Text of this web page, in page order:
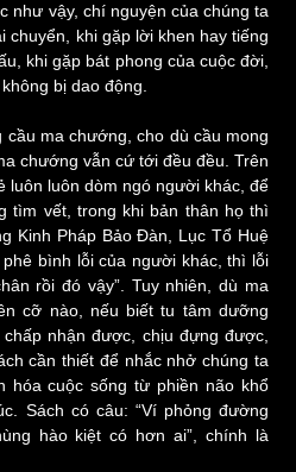
như vậy, chí nguyện của chúng ta
chuyển, khi gặp lời khen hay tiếng
khi gặp bát phong của cuộc đời,
bị dao động.
ma chướng, cho dù cầu mong
chướng vẫn cứ tới đều đều. Trên
luôn luôn dòm ngó người khác, để
tìm vết, trong khi bản thân họ thì
Kinh Pháp Bảo Đàn, Lục Tổ Huệ
phê bình lỗi của người khác, thì lỗi
rồi đó vậy”. Tuy nhiên, dù ma
cỡ nào, nếu biết tu tâm dưỡng
nhận được, chịu đựng được,
cần thiết để nhắc nhở chúng ta
hóa cuộc sống từ phiền não khổ
Sách có câu: “Ví phỏng đường
hào kiệt có hơn ai”, chính là